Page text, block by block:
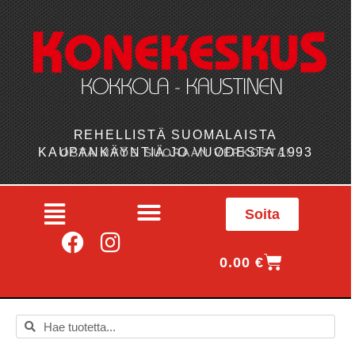
REHELLISTÄ SUOMALAISTA
KAUPANKÄYNTIÄ JO VUODESTA 1993
OSTA MYÖS SUORAAN VERKOSTA!
Soita
0.00€